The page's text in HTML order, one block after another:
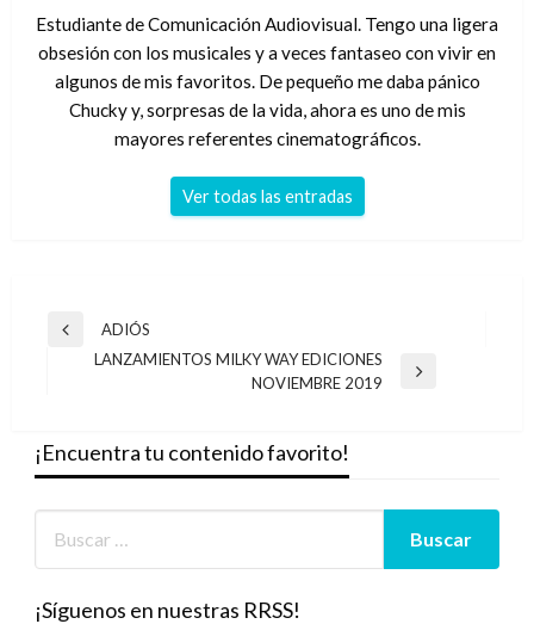
Estudiante de Comunicación Audiovisual. Tengo una ligera
obsesión con los musicales y a veces fantaseo con vivir en
algunos de mis favoritos. De pequeño me daba pánico
Chucky y, sorpresas de la vida, ahora es uno de mis
mayores referentes cinematográficos.
Ver todas las entradas
Navegación
Entrada
anterior
ADIÓS
LANZAMIENTOS MILKY WAY EDICIONES
NOVIEMBRE 2019
¡Encuentra tu contenido favorito!
¡Síguenos en nuestras RRSS!